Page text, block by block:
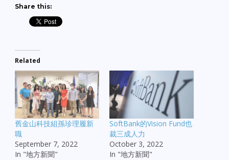
Share this:
Related
舊金山科技組孫珍理履新
職
September 7, 2022
In "地方新聞"
SoftBank的Vision Fund也
裁三成人力
October 3, 2022
In "地方新聞"